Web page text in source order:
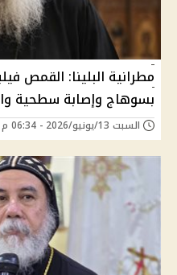
مطرانية البلينا: القمص
بسوهاج وإصابة سطحية
السبت 13/يونيو/2026 - 06:34 م